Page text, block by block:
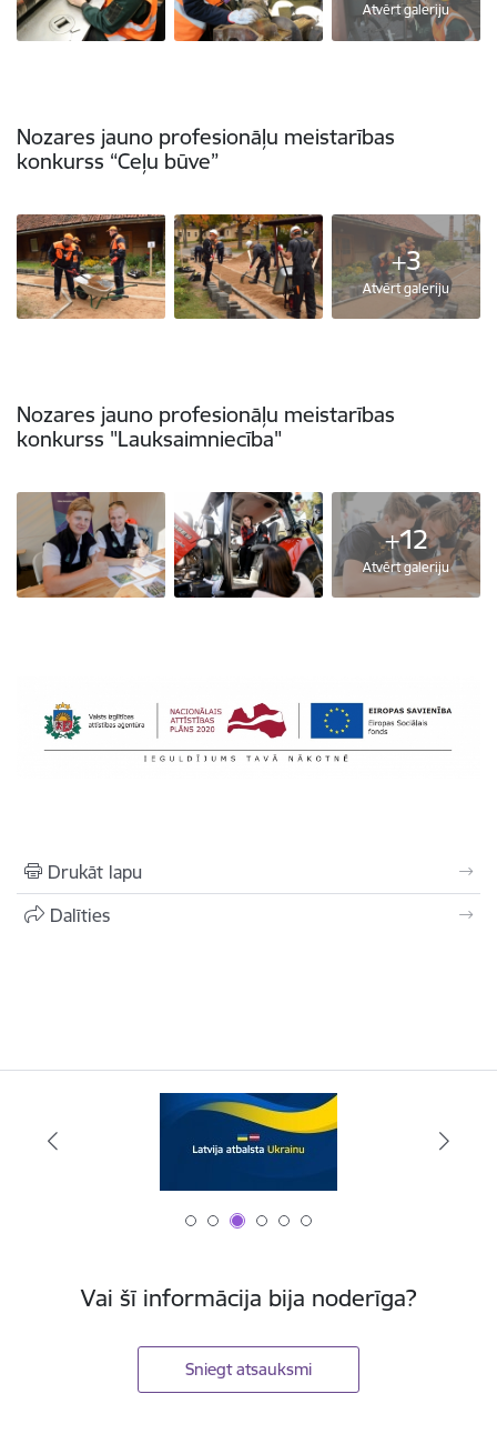
Atvērt galeriju
Nozares jauno profesionāļu meistarības
konkurss “Ceļu būve”
+3
Atvērt galeriju
Nozares jauno profesionāļu meistarības
konkurss "Lauksaimniecība"
+12
Atvērt galeriju
Drukāt lapu
Dalīties
Vai šī informācija bija noderīga?
Sniegt atsauksmi